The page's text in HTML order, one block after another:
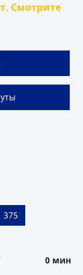
Смотрите
375
0 мин